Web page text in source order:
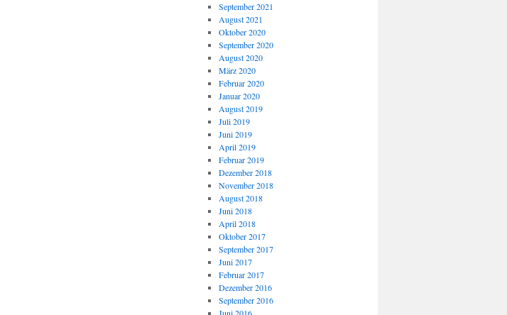
September 2021
August 2021
Oktober 2020
September 2020
August 2020
März 2020
Februar 2020
Januar 2020
August 2019
Juli 2019
Juni 2019
April 2019
Februar 2019
Dezember 2018
November 2018
August 2018
Juni 2018
April 2018
Oktober 2017
September 2017
Juni 2017
Februar 2017
Dezember 2016
September 2016